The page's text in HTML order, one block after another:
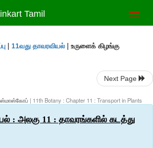
Tamil
| 11வது தாவரவியல் | உருளைக் கிழங்கு
Next Page
| 11th Botany : Chapter 11 : Transport in Plants
: அலகு 11 : தாவரங்களில் கடத்து